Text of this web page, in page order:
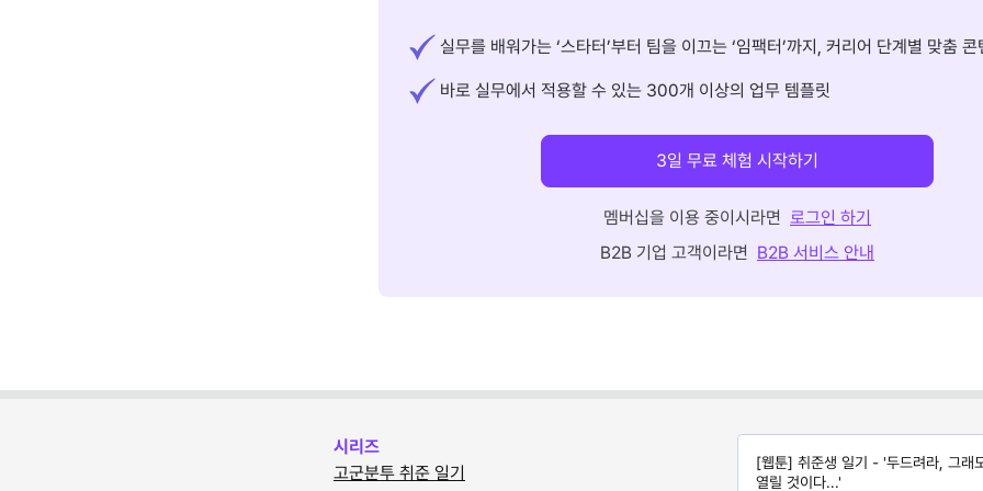
실무를 배워가는 ‘스타터’부터 팀을 이끄는 ‘임팩터’까지, 커리어 단계별 맞춤 콘
바로 실무에서 적용할 수 있는 300개 이상의 업무 템플릿
3일 무료 체험 시작하기
멤버십을 이용 중이시라면 로그인 하기
B2B 기업 고객이라면 B2B 서비스 안내
시리즈
고군분투 취준 일기
[웹툰] 취준생 일기 - '두드려라, 그래
열릴 것이다...'